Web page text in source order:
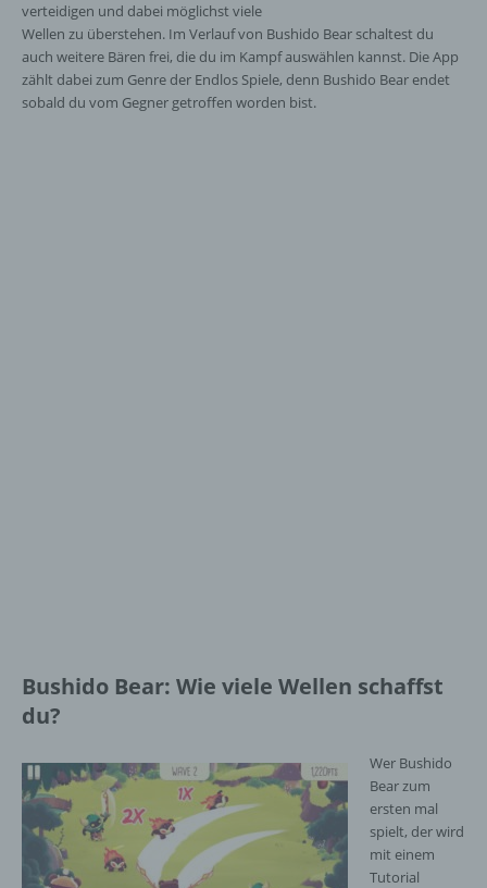
verteidigen und dabei möglichst viele
Wellen zu überstehen. Im Verlauf von Bushido Bear schaltest du
auch weitere Bären frei, die du im Kampf auswählen kannst. Die App
zählt dabei zum Genre der Endlos Spiele, denn Bushido Bear endet
sobald du vom Gegner getroffen worden bist.
Bushido Bear: Wie viele Wellen schaffst
du?
Wer Bushido
Bear zum
ersten mal
spielt, der wird
mit einem
Tutorial